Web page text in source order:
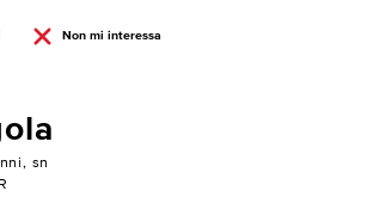
Non mi interessa
sn